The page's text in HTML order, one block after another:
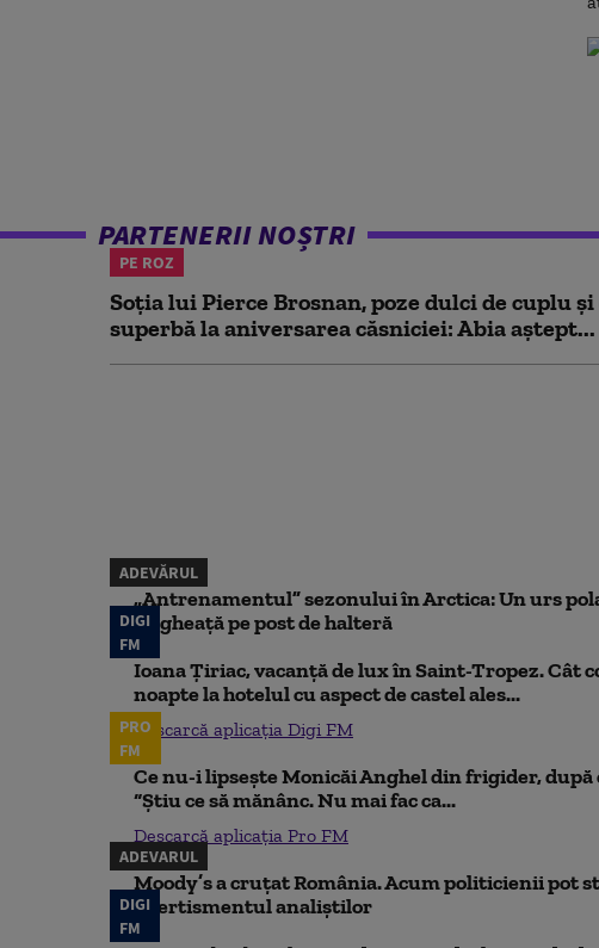
PARTENERII NOȘTRI
PE ROZ
Soția lui Pierce Brosnan, poze dulci de cuplu
superbă la aniversarea căsniciei: Abia aștept...
ADEVĂRUL
„Antrenamentul” sezonului în Arctica: Un urs
de gheață pe post de halteră
DIGI
FM
Ioana Țiriac, vacanță de lux în Saint-Tropez. Cât
noapte la hotelul cu aspect de castel ales...
Descarcă aplicația Digi FM
PRO
FM
Ce nu-i lipsește Monicăi Anghel din frigider, după
“Știu ce să mănânc. Nu mai fac ca...
Descarcă aplicația Pro FM
ADEVARUL
Moody’s a cruțat România. Acum politicienii pot
Avertismentul analiștilor
DIGI
FM